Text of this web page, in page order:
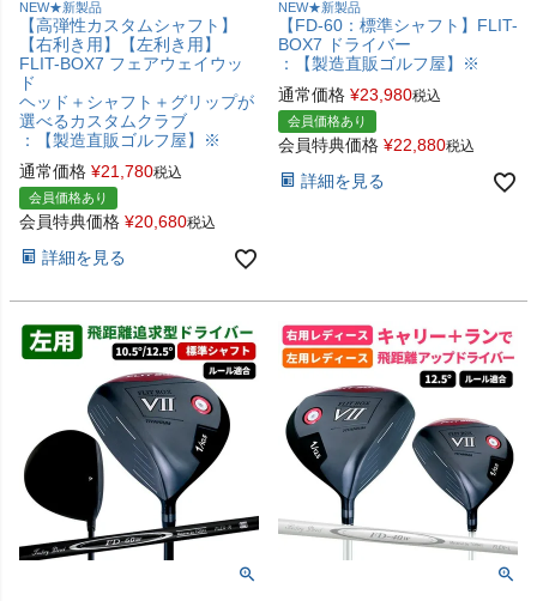
NEW★新製品
【高弾性カスタムシャフト】
【右利き用】【左利き用】
FLIT-BOX7 フェアウェイウッ
ド
ヘッド＋シャフト＋グリップが
選べるカスタムクラブ
：【製造直販ゴルフ屋】※
通常価格 ¥21,780税込
会員価格あり
会員特典価格 ¥20,680税込
詳細を見る
NEW★新製品
【FD-60：標準シャフト】FLIT-
BOX7 ドライバー
：【製造直販ゴルフ屋】※
通常価格 ¥23,980税込
会員価格あり
会員特典価格 ¥22,880税込
詳細を見る